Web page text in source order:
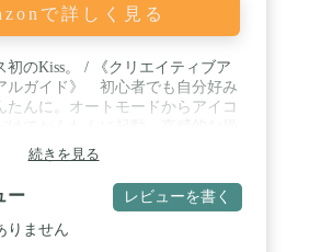
で詳しく見る
初のKiss。 / 《クリエイティブア
ルガイド》 初心者でも自分好み
たんに。オートモードからアイコ
味などを調整できます。 / 《小型
アングル液晶モニター》 約390g
ィを実現。さらにバリアングル液
線の撮影や自撮りも自由自在。
Bluetooth対応》 専用アプリを使
続きを見る
ー レビューを書く
りません